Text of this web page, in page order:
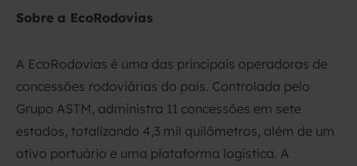
Sobre a EcoRodovias
A EcoRodovias é uma das principais operadoras de
concessões rodoviárias do país. Controlada pelo
Grupo ASTM, administra 11 concessões em sete
estados, totalizando 4,3 mil quilômetros, além de um
ativo portuário e uma plataforma logística. A